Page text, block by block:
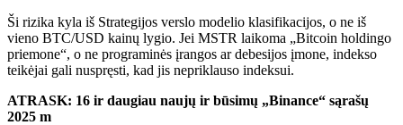
Ši rizika kyla iš Strategijos verslo modelio klasifikacijos, o ne iš
vieno BTC/USD kainų lygio. Jei MSTR laikoma „Bitcoin holdingo
priemone“, o ne programinės įrangos ar debesijos įmone, indekso
teikėjai gali nuspręsti, kad jis nepriklauso indeksui.
ATRASK: 16 ir daugiau naujų ir būsimų „Binance“ sąrašų
2025 m